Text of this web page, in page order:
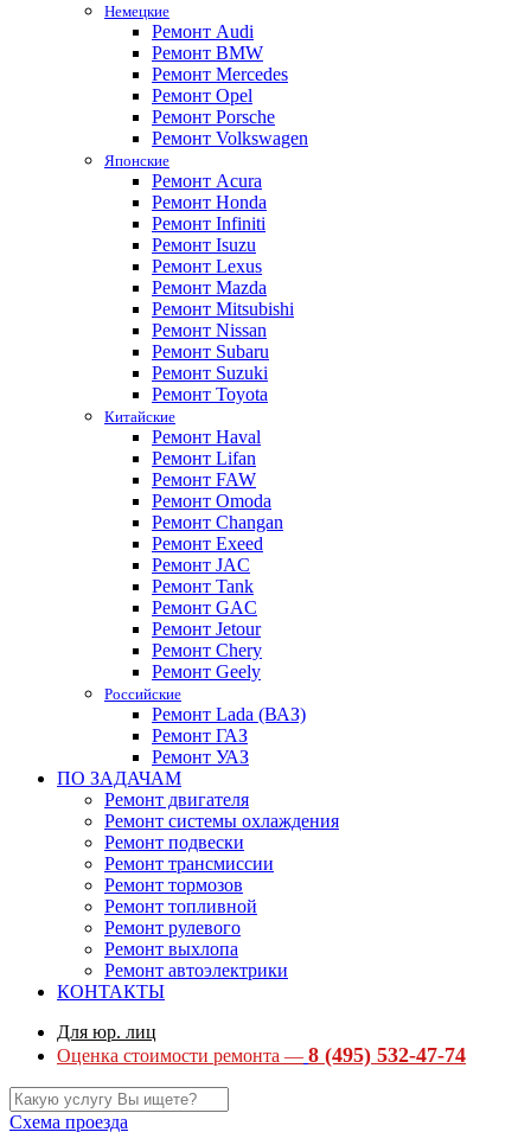
Немецкие
Ремонт Audi
Ремонт BMW
Ремонт Mercedes
Ремонт Opel
Ремонт Porsche
Ремонт Volkswagen
Японские
Ремонт Acura
Ремонт Honda
Ремонт Infiniti
Ремонт Isuzu
Ремонт Lexus
Ремонт Mazda
Ремонт Mitsubishi
Ремонт Nissan
Ремонт Subaru
Ремонт Suzuki
Ремонт Toyota
Китайские
Ремонт Haval
Ремонт Lifan
Ремонт FAW
Ремонт Omoda
Ремонт Changan
Ремонт Exeed
Ремонт JAC
Ремонт Tank
Ремонт GAC
Ремонт Jetour
Ремонт Chery
Ремонт Geely
Российские
Ремонт Lada (ВАЗ)
Ремонт ГАЗ
Ремонт УАЗ
ПО ЗАДАЧАМ
Ремонт двигателя
Ремонт системы охлаждения
Ремонт подвески
Ремонт трансмиссии
Ремонт тормозов
Ремонт топливной
Ремонт рулевого
Ремонт выхлопа
Ремонт автоэлектрики
КОНТАКТЫ
Для юр. лиц
Оценка стоимости ремонта — 8 (495) 532-47-74
Схема проезда